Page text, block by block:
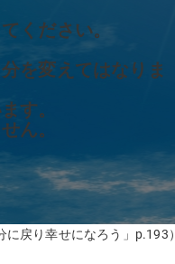
ください。
を変えてはなりま
す。
ん。
に戻り幸せになろう」p.193）